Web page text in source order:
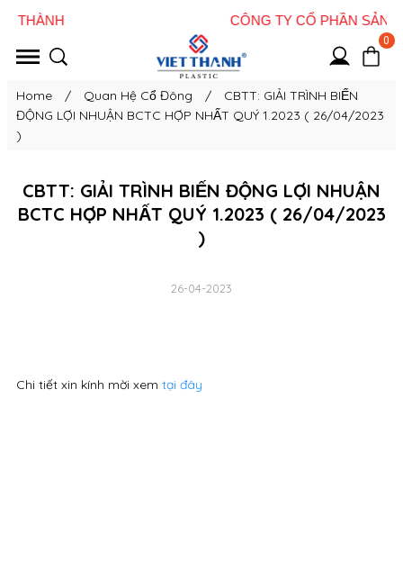
0
Home / Quan Hệ Cổ Đông /
CBTT: GIẢI TRÌNH BIẾN
ĐỘNG LỢI NHUẬN BCTC HỢP NHẤT QUÝ 1.2023 ( 26/04/2023
)
CBTT: GIẢI TRÌNH BIẾN ĐỘNG LỢI NHUẬN
BCTC HỢP NHẤT QUÝ 1.2023 ( 26/04/2023
)
26-04-2023
Chi tiết xin kính mời xem tại đây